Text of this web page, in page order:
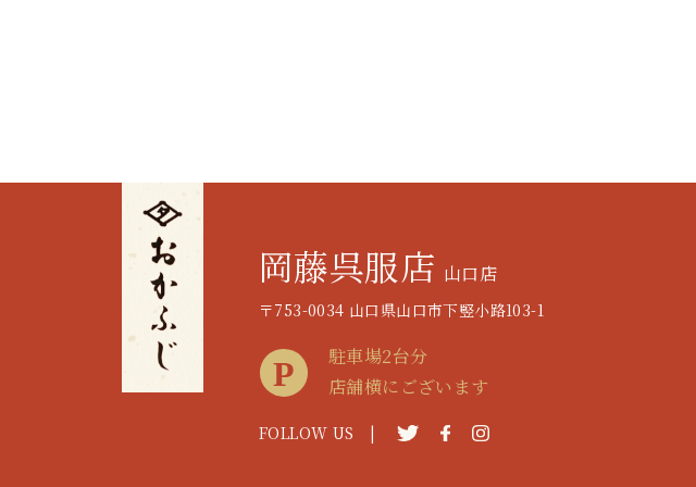
岡藤呉服店 山口店
〒753-0034 山口県山口市下竪小路103-1
駐車場2台分
店舗横にございます
FOLLOW US |